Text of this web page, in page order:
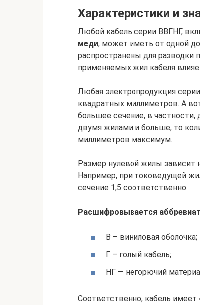
Характеристики и
Любой кабель серии ВВГНГ,
меди, может иметь от одной
распространены для разводки
применяемых жил кабеля
Любая электропродукция
квадратных миллиметров. А
большее сечение, в
двумя жилами и больше, то
миллиметров максимум.
Размер нулевой жилы зависит
Например, при токоведущей
сечение 1,5 соответственно.
Расшифровывается
В – виниловая оболочка;
Г – голый кабель;
НГ — негорючий
Соответственно, кабель имеет